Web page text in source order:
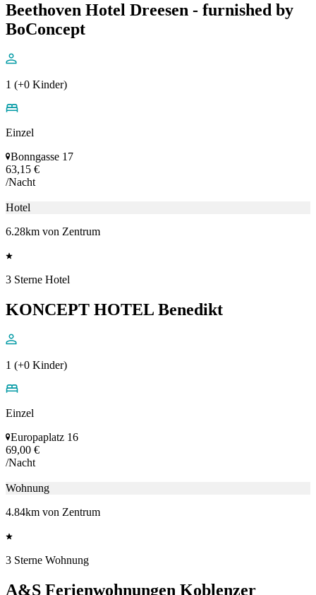
Beethoven Hotel Dreesen - furnished by
BoConcept
1 (+0 Kinder)
Einzel
Bonngasse 17
63,15 €
/Nacht
Hotel
6.28km von Zentrum
3 Sterne Hotel
KONCEPT HOTEL Benedikt
1 (+0 Kinder)
Einzel
Europaplatz 16
69,00 €
/Nacht
Wohnung
4.84km von Zentrum
3 Sterne Wohnung
A&S Ferienwohnungen Koblenzer